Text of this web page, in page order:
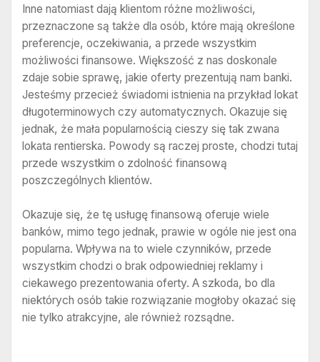
Inne natomiast dają klientom różne możliwości,
przeznaczone są także dla osób, które mają określone
preferencje, oczekiwania, a przede wszystkim
możliwości finansowe. Większość z nas doskonale
zdaje sobie sprawę, jakie oferty prezentują nam banki.
Jesteśmy przecież świadomi istnienia na przykład lokat
długoterminowych czy automatycznych. Okazuje się
jednak, że mała popularnością cieszy się tak zwana
lokata rentierska. Powody są raczej proste, chodzi tutaj
przede wszystkim o zdolność finansową
poszczególnych klientów.
Okazuje się, że tę usługę finansową oferuje wiele
banków, mimo tego jednak, prawie w ogóle nie jest ona
popularna. Wpływa na to wiele czynników, przede
wszystkim chodzi o brak odpowiedniej reklamy i
ciekawego prezentowania oferty. A szkoda, bo dla
niektórych osób takie rozwiązanie mogłoby okazać się
nie tylko atrakcyjne, ale również rozsądne.